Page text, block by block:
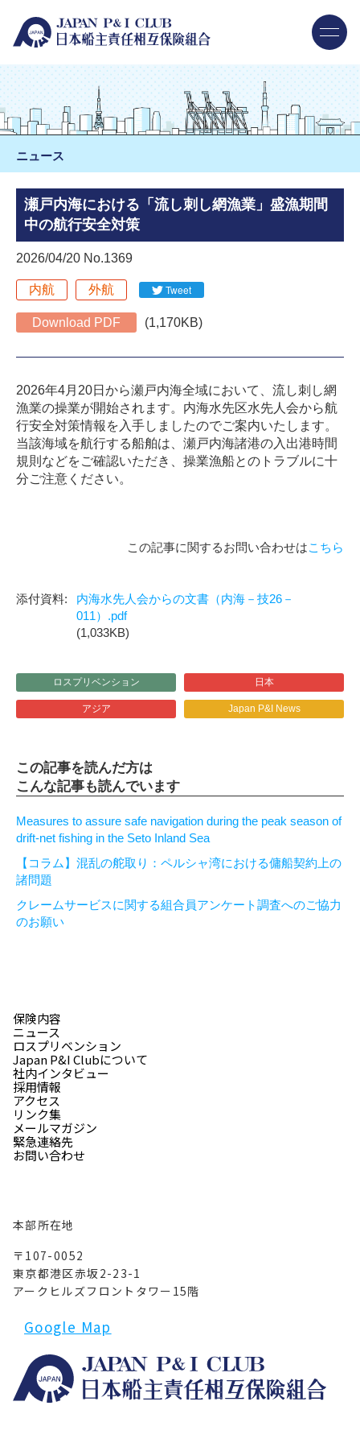
ニュース
瀬戸内海における「流し刺し網漁業」盛漁期間
中の航行安全対策
2026/04/20 No.1369
内航 外航 Tweet
Download PDF (1,170KB)
2026年4月20日から瀬戸内海全域において、流し刺し網
漁業の操業が開始されます。内海水先区水先人会から航
行安全対策情報を入手しましたのでご案内いたします。
当該海域を航行する船舶は、瀬戸内海諸港の入出港時間
規則などをご確認いただき、操業漁船とのトラブルに十
分ご注意ください。
この記事に関するお問い合わせはこちら
内海水先人会からの文書（内海－技26－
011）.pdf
(1,033KB)
ロスプリベンション 日本
アジア Japan P&I News
この記事を読んだ方は
こんな記事も読んでいます
Measures to assure safe navigation during the peak season of
drift-net fishing in the Seto Inland Sea
【コラム】混乱の舵取り：ペルシャ湾における傭船契約上の
諸問題
クレームサービスに関する組合員アンケート調査へのご協力
のお願い
本部所在地
〒107-0052
東京都港区赤坂2-23-1
アークヒルズフロントタワー15階
Google Map
保険内容
社内インタビュー
緊急連絡先
ニュース
採用情報
リンク集
ロスプリベンション
アクセス
メールマガジン
Japan P&I Clubについて
お問い合わせ